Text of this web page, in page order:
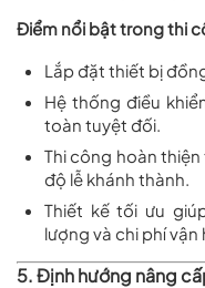
Điểm nổi bật trong thi
Lắp đặt thiết bị
Hệ thống điều
toàn tuyệt đối.
Thi công hoàn
độ lễ khánh thành.
Thiết kế tối ưu
lượng và chi phí vận
5. Định hướng nâng